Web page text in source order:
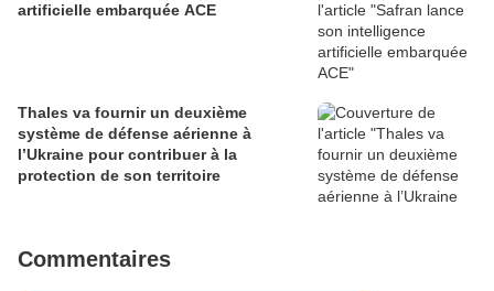
artificielle embarquée ACE
Thales va fournir un deuxième
système de défense aérienne à
l’Ukraine pour contribuer à la
protection de son territoire
Commentaires